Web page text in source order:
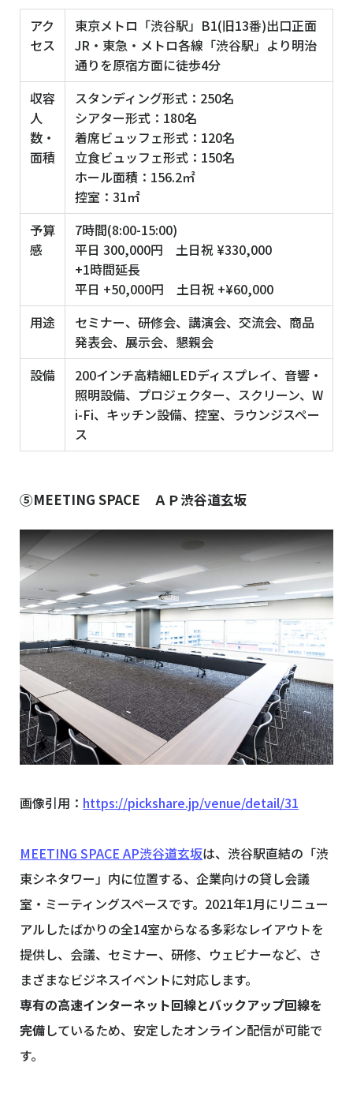
アク
セス
東京メトロ「渋谷駅」B1(旧13番)出口正面
JR・東急・メトロ各線「渋谷駅」より明治
通りを原宿方面に徒歩4分
収容
人
数・
面積
スタンディング形式：250名
シアター形式：180名
着席ビュッフェ形式：120名
立食ビュッフェ形式：150名
ホール面積：156.2㎡
控室：31㎡
予算
感
7時間(8:00-15:00)
平日 300,000円 土日祝 ¥330,000
+1時間延長
平日 +50,000円 土日祝 +¥60,000
用途
セミナー、研修会、講演会、交流会、商品
発表会、展示会、懇親会
設備
200インチ高精細LEDディスプレイ、音響・
照明設備、プロジェクター、スクリーン、W
i-Fi、キッチン設備、控室、ラウンジスペー
ス
⑤MEETING SPACE ＡＰ渋谷道玄坂
画像引用： https://pickshare.jp/venue/detail/31
MEETING SPACE AP渋谷道玄坂は、渋谷駅直結の「渋
東シネタワー」内に位置する、企業向けの貸し会議
室・ミーティングスペースです。2021年1月にリニュー
アルしたばかりの全14室からなる多彩なレイアウトを
提供し、会議、セミナー、研修、ウェビナーなど、さ
まざまなビジネスイベントに対応します。
専有の高速インターネット回線とバックアップ回線を
完備しているため、安定したオンライン配信が可能で
す。